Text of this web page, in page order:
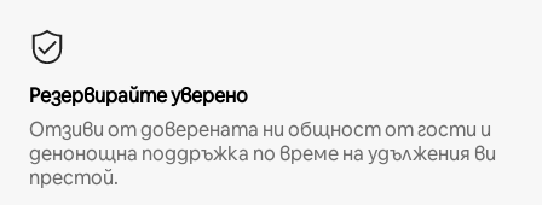
Резервирайте уверено
Отзиви от доверената ни общност от гости и
денонощна поддръжка по време на удължения ви
престой.